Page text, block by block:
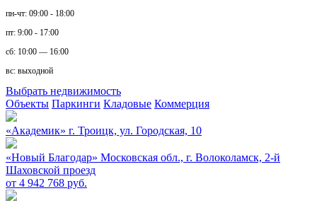
пн-чт: 09:00 - 18:00
пт: 9:00 - 17:00
сб: 10:00 — 16:00
вс: выходной
Выбрать недвижимость
Объекты Паркинги Кладовые Коммерция
«Академик» г. Троицк, ул. Городская, 10
«Новый Благодар» Московская обл., г. Волоколамск, 2-й
Шаховской проезд
от 4 942 768 руб.